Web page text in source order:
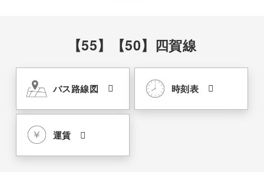
【55】【50】四賀線
バス路線図 時刻表
運賃